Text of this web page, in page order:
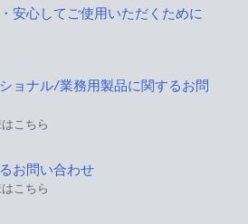
安心してご使用いただくために
ョナル/業務用製品に関するお問
こちら
お問い合わせ
こちら